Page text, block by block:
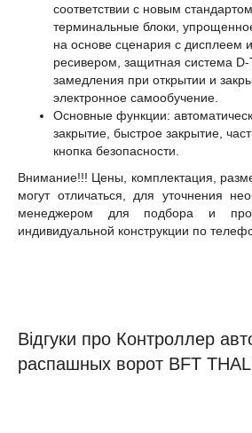
соответствии с новым
терминальные блоки,
на основе сценария с дисплеем
ресивером, защитная система D-
замедления при открытии и
электронное самообучение.
Основные функции:
закрытие, быстрое закрытие,
кнопка безопасности.
Внимание!!! Цены, комплектация,
могут отличаться, для уточнения
менеджером для подбора и
индивидуальной конструкции по
Відгуки про Контроллер
распашных ворот BFT